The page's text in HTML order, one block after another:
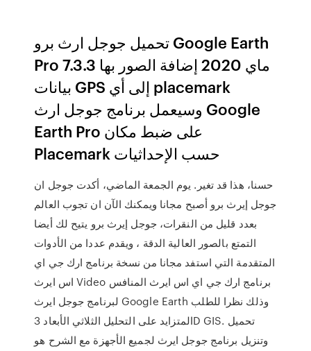
تحميل جوجل ارث برو Google Earth
Pro 7.3.3 ماي 2020 إضافة الصور بها
بيانات GPS إلى أي placemark
وسيعمل برنامج جوجل ارث Google
Earth Pro على ضبط مكان
Placemark حسب الإحداثيات
حسنا، هذا قد تغير. يوم الجمعة الماضي، أكدت جوجل ان
جوجل إيرث برو أصبح مجانا ويمكنك الآن ان تجوب العالم
بعدد قليل من النقرات، جوجل إيرث برو يتيح لك أيضا
التمتع بالصور العالية الدقة ، ويقدم عددا من الأدوات
المتقدمة التي استفد مجانا من نسخة برنامج ارك جي اي
اس ايرث Video برنامج ارك جي اي اس ايرث المنافس
لبرنامج جوجل ايرث Google Earth وذلك نظرا للطلب
المتزايد على التحليل الثلاثي الأبعاد 3D GIS. تحميل
وتنزيل برنامج جوجل ايرث لجميع الأجهزة مع الشرح هو